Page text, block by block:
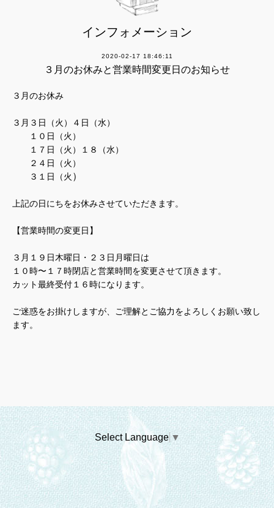
インフォメーション
2020-02-17 18:46:11
３月のお休みと営業時間変更日のお知らせ
３月のお休み
３月３日（火）４日（水）
１０日（火）
１７日（火）１８（水）
２４日（火）
３１日（火 ）
上記の日にちをお休みさせていただきます。
【営業時間の変更日】
３月１９日木曜日・２３日月曜日は
１０時〜１７時閉店と営業時間を変更させて頂きます。
カット最終受付１６時になります。
ご迷惑をお掛けしますが、ご理解とご協力をよろしくお願い致し
ます。
Select Language ▼